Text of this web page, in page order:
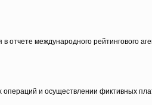
отчете международного рейтингового
и осуществлении фиктивных